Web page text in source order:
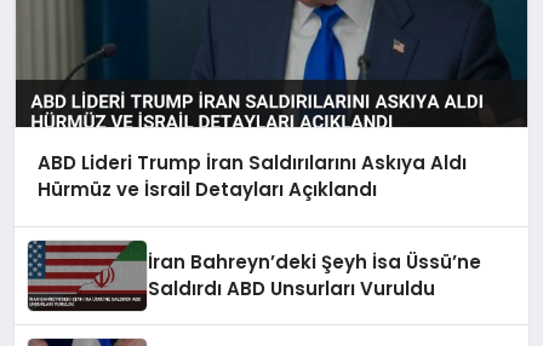
ABD Lideri Trump İran Saldırılarını Askıya Aldı
Hürmüz ve İsrail Detayları Açıklandı
İran Bahreyn’deki Şeyh İsa Üssü’ne
Saldırdı ABD Unsurları Vuruldu